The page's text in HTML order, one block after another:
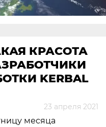
КРАСОТА
KERBAL
23 апреля 2021
месяца